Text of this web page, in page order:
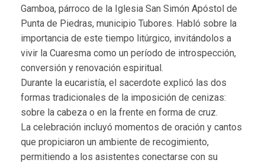
Gamboa, párroco de la Iglesia San Simón Apóstol de
Punta de Piedras, municipio Tubores. Habló sobre la
importancia de este tiempo litúrgico, invitándolos a
vivir la Cuaresma como un período de introspección,
conversión y renovación espiritual.
Durante la eucaristía, el sacerdote explicó las dos
formas tradicionales de la imposición de cenizas:
sobre la cabeza o en la frente en forma de cruz.
La celebración incluyó momentos de oración y cantos
que propiciaron un ambiente de recogimiento,
permitiendo a los asistentes conectarse con su